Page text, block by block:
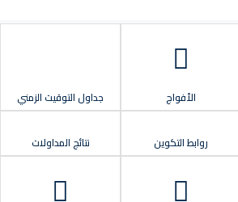
الأفواج جداول التوقيت الزمني
روابط التكوين نتائج المداولات